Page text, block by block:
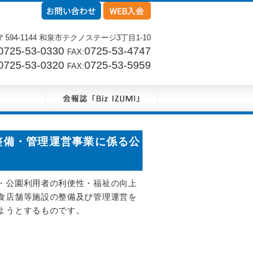
594-1144 和泉市テクノステージ3丁目1-10
53-0330 FAX:0725-53-4747
53-0320 FAX:0725-53-5959
・管理運営事業に係る公
公園利用者の利便性・福祉の向上
店舗等施設の整備及び管理運営を
とするものです。